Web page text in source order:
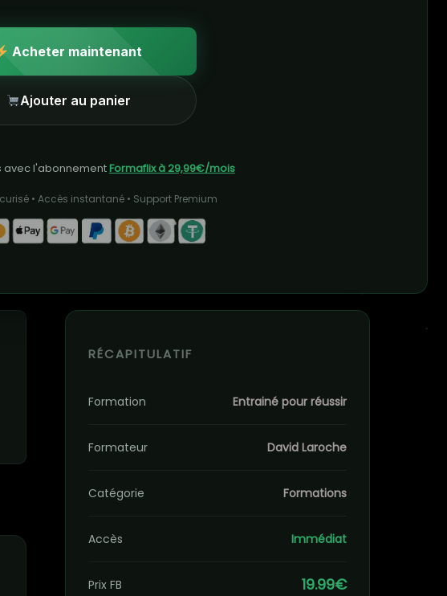
Acheter maintenant
Ajouter au panier
avec l'abonnementFormaflix à 29,99€/mois
• Accès instantané • Support Premium
RÉCAPITULATIF
Formation Entrainé pour réussir
Formateur David Laroche
Catégorie Formations
Accès Immédiat
Prix FB 19.99€